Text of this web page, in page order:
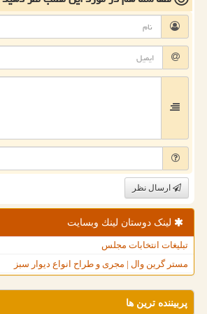
ارسال نظر
لینک دوستان لینك وبسایت
تبلیغات انتخابات مجلس
مستر گرین وال | مجری و طراح انواع دیوار سبز
پربیننده ترین ها